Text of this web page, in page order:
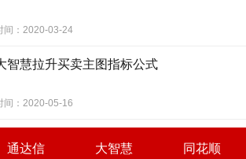
间：2020-03-24
智慧拉升买卖主图指标公式
间：2020-05-16
通达信 大智慧 同花顺